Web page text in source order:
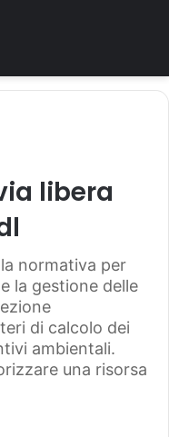
libera
normativa per
la gestione delle
di calcolo dei
ambientali.
una risorsa